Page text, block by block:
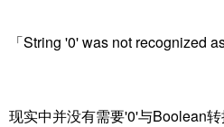
「String '0' was not recognized
现实中并没有需要'0'与Boolean转